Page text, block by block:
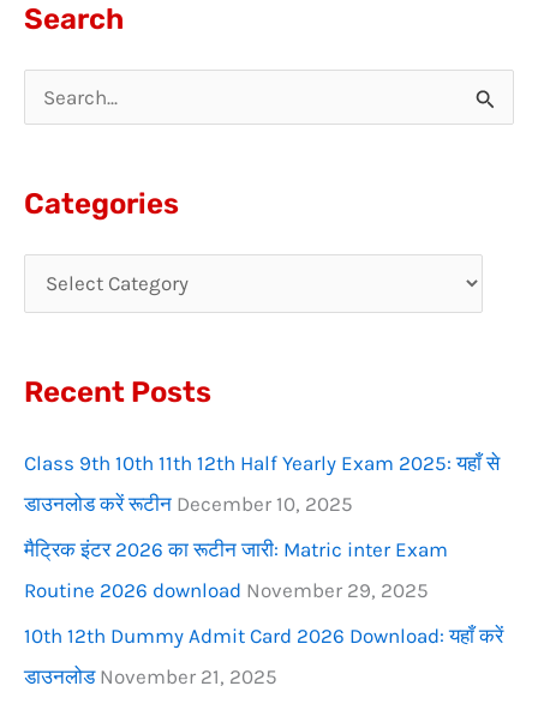
Search
h
o
:
Categories
Recent Posts
Class 9th 10th 11th 12th Half Yearly Exam 2025: यहाँ से
डाउनलोड करें रूटीन December 10, 2025
मैट्रिक इंटर 2026 का रूटीन जारी: Matric inter Exam
Routine 2026 download November 29, 2025
10th 12th Dummy Admit Card 2026 Download: यहाँ करें
डाउनलोड November 21, 2025